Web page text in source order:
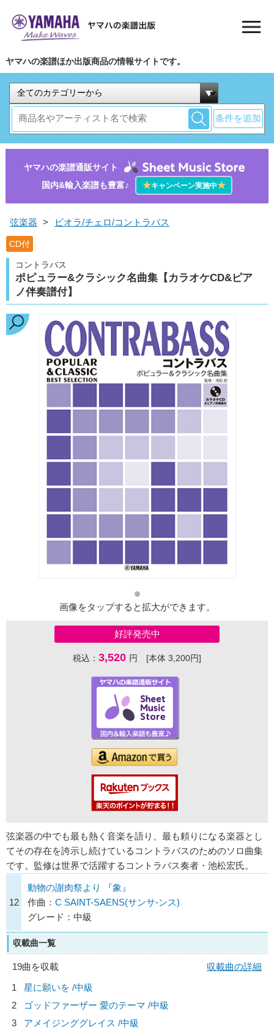
ヤマハの楽譜ほか出版商品の情報サイトです。
条件を追加
ヤマハの楽譜通販サイト
国内&輸入楽譜も豊富♪
★キャンペーン実施中★
弦楽器 > ビオラ/チェロ/コントラバス
CD付
コントラバス
ポピュラー&クラシック名曲集【カラオケCD&ピア
ノ伴奏譜付】
画像をタップすると拡大ができます。
好評発売中
税込： 3,520 円 [本体 3,200円]
弦楽器の中でも最も熱く音楽を語り、最も頼りになる楽器とし
てその存在を誇示し続けているコントラバスのためのソロ曲集
です。監修は世界で活躍するコントラバス奏者・池松宏氏。
12
動物の謝肉祭より 『象』
作曲： C SAINT-SAENS(サンサ-ンス)
グレード：中級
収載曲一覧
19曲を収載
収載曲の詳細
1
星に願いを /中級
2
ゴッドファーザー 愛のテーマ /中級
3
アメイジンググレイス /中級